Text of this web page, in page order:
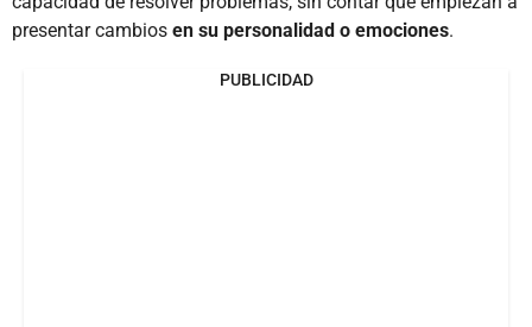
presentar cambios en su personalidad o emociones.
PUBLICIDAD